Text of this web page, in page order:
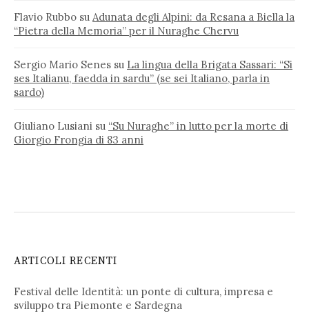
Flavio Rubbo su Adunata degli Alpini: da Resana a Biella la
“Pietra della Memoria” per il Nuraghe Chervu
Sergio Mario Senes su La lingua della Brigata Sassari: “Si
ses Italianu, faedda in sardu” (se sei Italiano, parla in
sardo)
Giuliano Lusiani su “Su Nuraghe” in lutto per la morte di
Giorgio Frongia di 83 anni
ARTICOLI RECENTI
Festival delle Identità: un ponte di cultura, impresa e
sviluppo tra Piemonte e Sardegna